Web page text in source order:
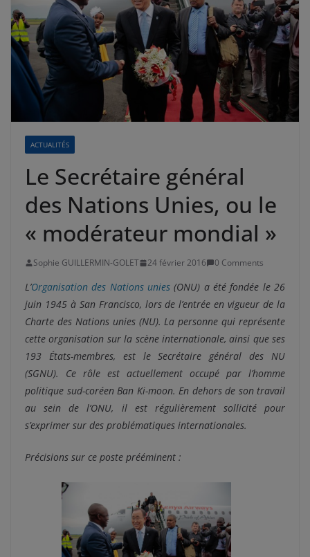
ACTUALITÉS
Le Secrétaire général
des Nations Unies, ou le
« modérateur mondial »
Sophie GUILLERMIN-GOLET 24 février 2016 0 Comments
L’Organisation des Nations unies (ONU) a été fondée le 26
juin 1945 à San Francisco, lors de l’entrée en vigueur de la
Charte des Nations unies (NU). La personne qui représente
cette organisation sur la scène internationale, ainsi que ses
193 États-membres, est le Secrétaire général des NU
(SGNU). Ce rôle est actuellement occupé par l’homme
politique sud-coréen Ban Ki-moon. En dehors de son travail
au sein de l’ONU, il est régulièrement sollicité pour
s’exprimer sur des problématiques internationales.
Précisions sur ce poste prééminent :